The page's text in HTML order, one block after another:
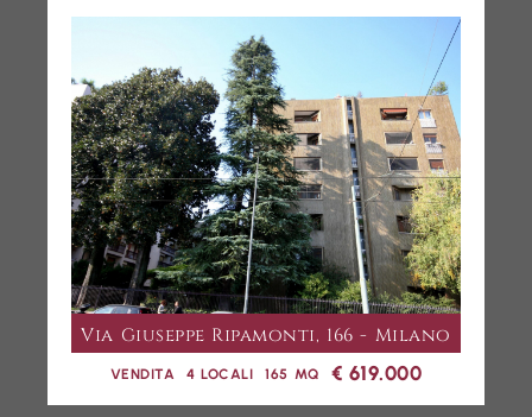
Via Giuseppe Ripamonti, 166 - Milano
VENDITA 4 LOCALI 165 MQ € 619.000